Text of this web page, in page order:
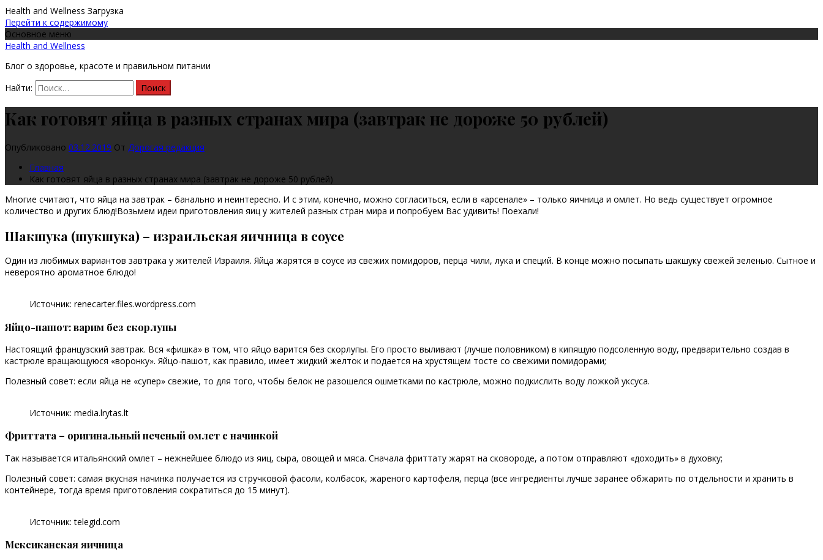
Health and Wellness Загрузка
Перейти к содержимому
Основное меню
Health and Wellness
Блог о здоровье, красоте и правильном питании
Найти:
Как готовят яйца в разных странах мира (завтрак не дороже 50 рублей)
Опубликовано 03.12.2019 От Дорогая редакция
Главная
Как готовят яйца в разных странах мира (завтрак не дороже 50 рублей)
Многие считают, что яйца на завтрак – банально и неинтересно. И с этим, конечно, можно согласиться, если в «арсенале» – только яичница и омлет. Но ведь существует огромное
количество и других блюд!Возьмем идеи приготовления яиц у жителей разных стран мира и попробуем Вас удивить! Поехали!
Шакшука (шукшука) – израильская яичница в соусе
Один из любимых вариантов завтрака у жителей Израиля. Яйца жарятся в соусе из свежих помидоров, перца чили, лука и специй. В конце можно посыпать шакшуку свежей зеленью. Сытное и
невероятно ароматное блюдо!
Источник: renecarter.files.wordpress.com
Яйцо-пашот: варим без скорлупы
Настоящий французский завтрак. Вся «фишка» в том, что яйцо варится без скорлупы. Его просто выливают (лучше половником) в кипящую подсоленную воду, предварительно создав в
кастрюле вращающуюся «воронку». Яйцо-пашот, как правило, имеет жидкий желток и подается на хрустящем тосте со свежими помидорами;
Полезный совет: если яйца не «супер» свежие, то для того, чтобы белок не разошелся ошметками по кастрюле, можно подкислить воду ложкой уксуса.
Источник: media.lrytas.lt
Фриттата – оригинальный печеный омлет с начинкой
Так называется итальянский омлет – нежнейшее блюдо из яиц, сыра, овощей и мяса. Сначала фриттату жарят на сковороде, а потом отправляют «доходить» в духовку;
Полезный совет: самая вкусная начинка получается из стручковой фасоли, колбасок, жареного картофеля, перца (все ингредиенты лучше заранее обжарить по отдельности и хранить в
контейнере, тогда время приготовления сократиться до 15 минут).
Источник: telegid.com
Мексиканская яичница